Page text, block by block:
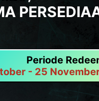
Periode
- 25